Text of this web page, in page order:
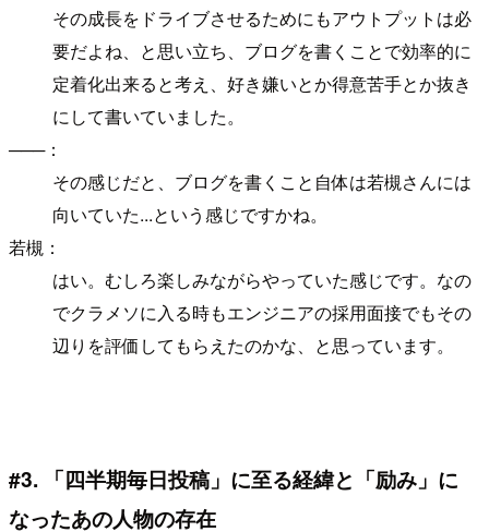
その成長をドライブさせるためにもアウトプットは必
要だよね、と思い立ち、ブログを書くことで効率的に
定着化出来ると考え、好き嫌いとか得意苦手とか抜き
にして書いていました。
───：
その感じだと、ブログを書くこと自体は若槻さんには
向いていた...という感じですかね。
若槻：
はい。むしろ楽しみながらやっていた感じです。なの
でクラメソに入る時もエンジニアの採用面接でもその
辺りを評価してもらえたのかな、と思っています。
#3. 「四半期毎日投稿」に至る経緯と「励み」に
なったあの人物の存在